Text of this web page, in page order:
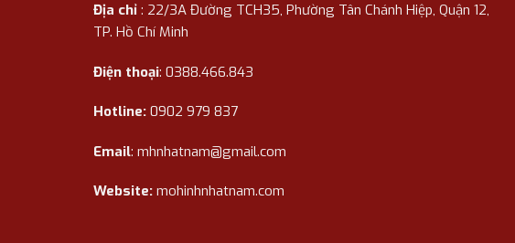
Địa chỉ : 22/3A Đường TCH35, Phường Tân Chánh Hiệp, Quận 12,
TP. Hồ Chí Minh
Điện thoại: 0388.466.843
Hotline: 0902 979 837
Email: mhnhatnam@gmail.com
Website: mohinhnhatnam.com